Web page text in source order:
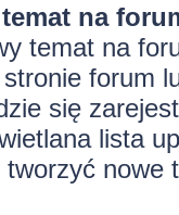
na
temat na
forum
się
lista
tworzyć nowe